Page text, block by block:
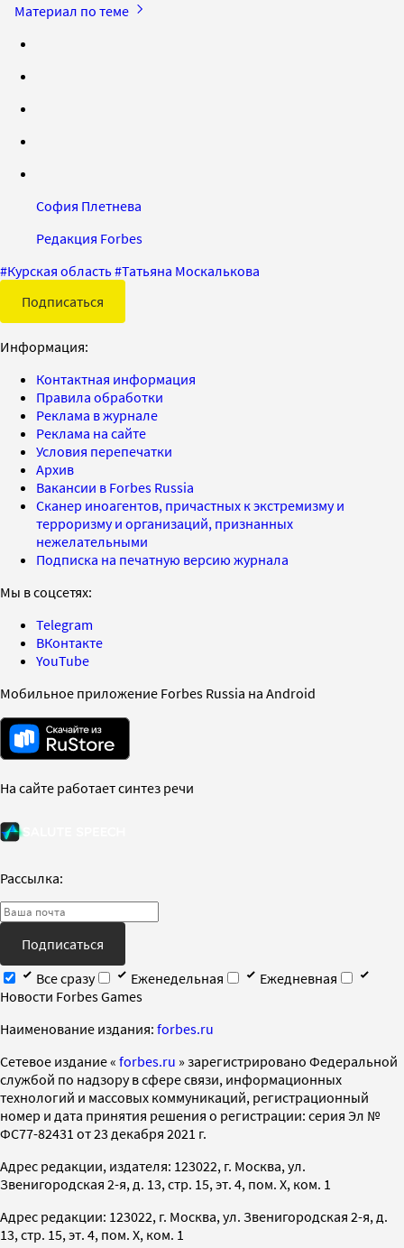
Материал по теме
София Плетнева
Редакция Forbes
#Курская область#Татьяна Москалькова
Подписаться
Информация:
Контактная информация
Правила обработки
Реклама в журнале
Реклама на сайте
Условия перепечатки
Архив
Вакансии в Forbes Russia
Сканер иноагентов, причастных к экстремизму и
терроризму и организаций, признанных
нежелательными
Подписка на печатную версию журнала
Мы в соцсетях:
Telegram
ВКонтакте
YouTube
Мобильное приложение Forbes Russia на Android
На сайте работает синтез речи
Рассылка:
Подписаться
Все сразу
Еженедельная
Ежедневная
Новости Forbes Games
Наименование издания: forbes.ru
Cетевое издание « forbes.ru » зарегистрировано Федеральной
службой по надзору в сфере связи, информационных
технологий и массовых коммуникаций, регистрационный
номер и дата принятия решения о регистрации: серия Эл №
ФС77-82431 от 23 декабря 2021 г.
Адрес редакции, издателя: 123022, г. Москва, ул.
Звенигородская 2-я, д. 13, стр. 15, эт. 4, пом. X, ком. 1
Адрес редакции: 123022, г. Москва, ул. Звенигородская 2-я, д.
13, стр. 15, эт. 4, пом. X, ком. 1